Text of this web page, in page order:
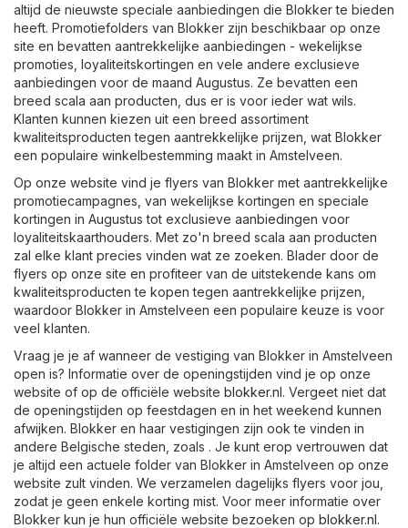
altijd de nieuwste speciale aanbiedingen die Blokker te bieden
heeft. Promotiefolders van Blokker zijn beschikbaar op onze
site en bevatten aantrekkelijke aanbiedingen - wekelijkse
promoties, loyaliteitskortingen en vele andere exclusieve
aanbiedingen voor de maand Augustus. Ze bevatten een
breed scala aan producten, dus er is voor ieder wat wils.
Klanten kunnen kiezen uit een breed assortiment
kwaliteitsproducten tegen aantrekkelijke prijzen, wat Blokker
een populaire winkelbestemming maakt in Amstelveen.
Op onze website vind je flyers van Blokker met aantrekkelijke
promotiecampagnes, van wekelijkse kortingen en speciale
kortingen in Augustus tot exclusieve aanbiedingen voor
loyaliteitskaarthouders. Met zo'n breed scala aan producten
zal elke klant precies vinden wat ze zoeken. Blader door de
flyers op onze site en profiteer van de uitstekende kans om
kwaliteitsproducten te kopen tegen aantrekkelijke prijzen,
waardoor Blokker in Amstelveen een populaire keuze is voor
veel klanten.
Vraag je je af wanneer de vestiging van Blokker in Amstelveen
open is? Informatie over de openingstijden vind je op onze
website of op de officiële website blokker.nl. Vergeet niet dat
de openingstijden op feestdagen en in het weekend kunnen
afwijken. Blokker en haar vestigingen zijn ook te vinden in
andere Belgische steden, zoals . Je kunt erop vertrouwen dat
je altijd een actuele folder van Blokker in Amstelveen op onze
website zult vinden. We verzamelen dagelijks flyers voor jou,
zodat je geen enkele korting mist. Voor meer informatie over
Blokker kun je hun officiële website bezoeken op blokker.nl.